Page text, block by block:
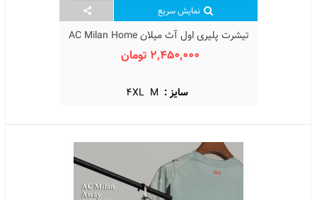
نمایش سریع
تیشرت پلیری اول آث میلان AC Milan Home
Kit 2026
2,450,000 تومان
سایز : M
4XL